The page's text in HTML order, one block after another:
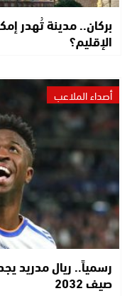
بركان.. مدينة تُهدر
الإقليم؟
أصداء الملاعب
رسمياً.. ريال مدريد
صيف 2032